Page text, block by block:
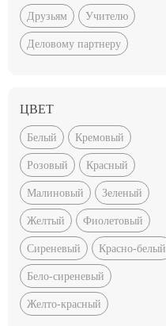
Друзьям Учителю
Деловому партнеру
ЦВЕТ
Белый Кремовый
Розовый Красный
Малиновый Зеленый
Желтый Фиолетовый
Сиреневый Красно-белый
Бело-сиреневый
Желто-красный